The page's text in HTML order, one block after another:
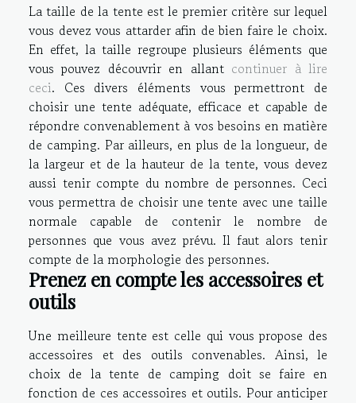
La taille de la tente est le premier critère sur lequel
vous devez vous attarder afin de bien faire le choix.
En effet, la taille regroupe plusieurs éléments que
vous pouvez découvrir en allant continuer à lire
ceci. Ces divers éléments vous permettront de
choisir une tente adéquate, efficace et capable de
répondre convenablement à vos besoins en matière
de camping. Par ailleurs, en plus de la longueur, de
la largeur et de la hauteur de la tente, vous devez
aussi tenir compte du nombre de personnes. Ceci
vous permettra de choisir une tente avec une taille
normale capable de contenir le nombre de
personnes que vous avez prévu. Il faut alors tenir
compte de la morphologie des personnes.
Prenez en compte les accessoires et
outils
Une meilleure tente est celle qui vous propose des
accessoires et des outils convenables. Ainsi, le
choix de la tente de camping doit se faire en
fonction de ces accessoires et outils. Pour anticiper